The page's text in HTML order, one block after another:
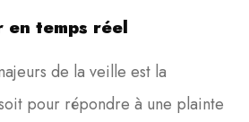
en temps réel
de la veille est la
pour répondre à une plainte